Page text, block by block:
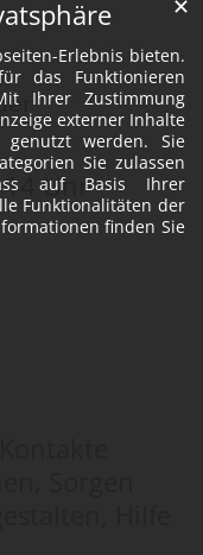
Erlebnis bieten.
das Funktionieren
Ihrer Zustimmung
externer Inhalte
genutzt werden. Sie
Sie zulassen
auf Basis Ihrer
Funktionalitäten der
finden Sie
✕
Uhr
Sorgen
Hilfe